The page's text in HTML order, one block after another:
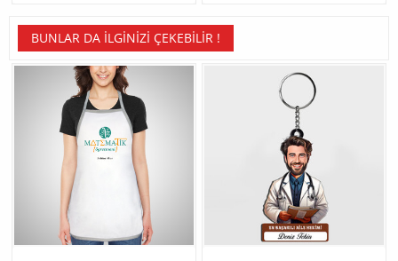
BUNLAR DA İLGINIZI ÇEKEBILIR !